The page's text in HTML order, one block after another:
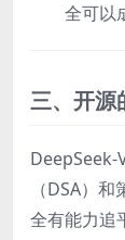
全可以
三、开源
DeepSeek-
（DSA）
全有能力追